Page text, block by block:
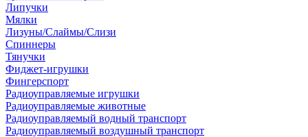
Липучки
Мялки
Лизуны/Слаймы/Слизи
Спиннеры
Тянучки
Фиджет-игрушки
Фингерспорт
Радиоуправляемые игрушки
Радиоуправляемые животные
Радиоуправляемый водный транспорт
Радиоуправляемый воздушный транспорт